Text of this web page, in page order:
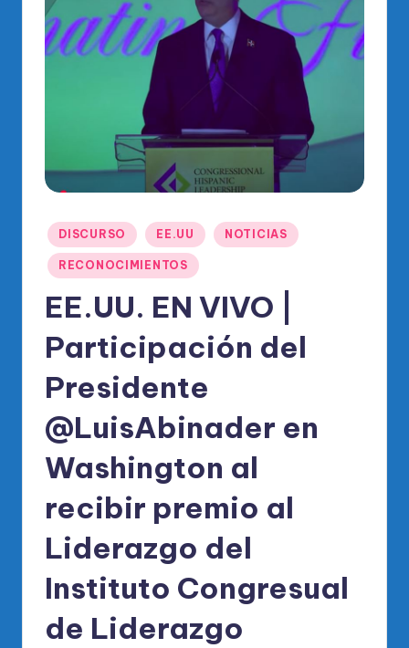
di
ci
el
R
M
Publicado
en
DISCURSO EE.UU NOTICIAS
RECONOCIMIENTOS
EE.UU. EN VIVO |
Participación del
Presidente
@LuisAbinader en
Washington al
recibir premio al
Liderazgo del
Instituto Congresual
de Liderazgo